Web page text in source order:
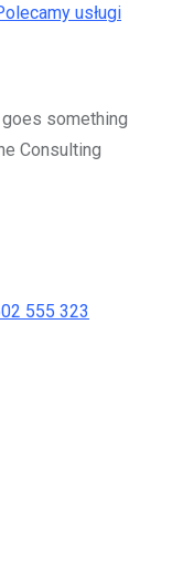
usługi
something
Consulting
555 323